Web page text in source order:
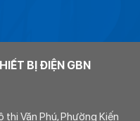
BỊ ĐIỆN GBN
thị Văn Phú, Phường Kiến